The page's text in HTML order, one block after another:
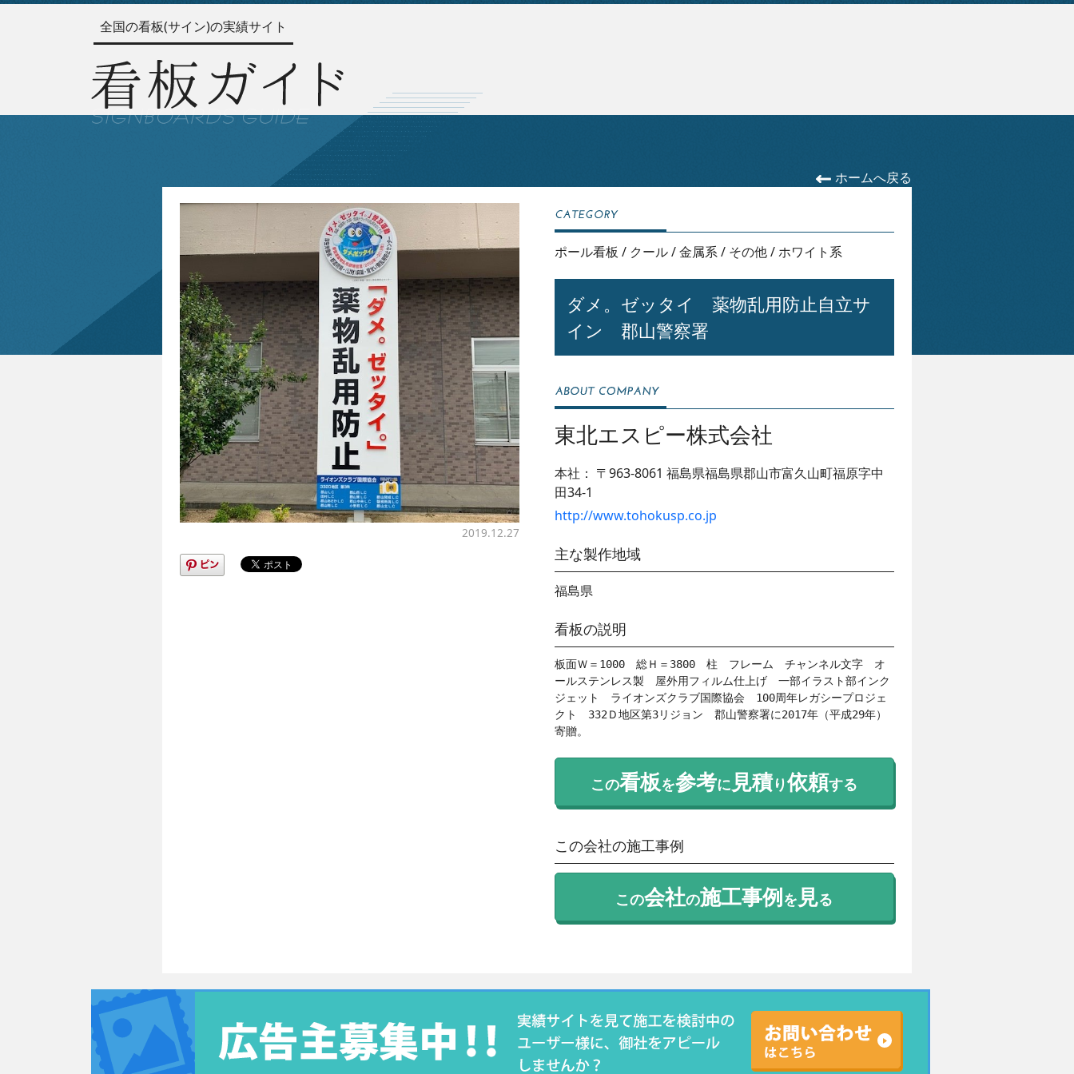
全国の看板(サイン)の実績サイト
ホームへ戻る
2019.12.27
ポール看板 / クール/金属系/ その他/ホワイト系
ダメ。ゼッタイ 薬物乱用防止自立サ
イン 郡山警察署
東北エスピー株式会社
本社： 〒963-8061 福島県福島県郡山市富久山町福原字中
田34-1
http://www.tohokusp.co.jp
主な製作地域
福島県
看板の説明
板面Ｗ＝1000　総Ｈ＝3800　柱　フレーム　チャンネル文字　オ
ールステンレス製　屋外用フィルム仕上げ　一部イラスト部インク
ジェット　ライオンズクラブ国際協会　100周年レガシープロジェ
クト　332Ｄ地区第3リジョン　郡山警察署に2017年（平成29年）
寄贈。
この看板を参考に 見積り依頼する
この会社の施工事例
この会社の施工事例を 見る